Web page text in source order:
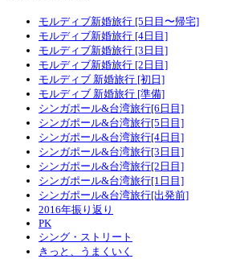
モルディブ新婚旅行 [5日目〜帰宅]
モルディブ新婚旅行 [4日目]
モルディブ新婚旅行 [3日目]
モルディブ新婚旅行 [2日目]
モルディブ 新婚旅行 [初日]
モルディブ 新婚旅行 [準備]
シンガポール&台湾旅行[6日目]
シンガポール&台湾旅行[5日目]
シンガポール&台湾旅行[4日目]
シンガポール&台湾旅行[3日目]
シンガポール&台湾旅行[2日目]
シンガポール&台湾旅行[1日目]
シンガポール&台湾旅行[出発前]
2016年振り返り
PK
シング・ストリート
きっと、うまくいく